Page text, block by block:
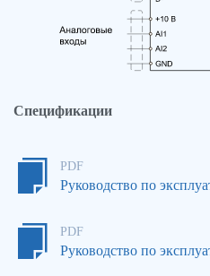
Спецификации
PDF
Руководство по
PDF
Руководство по